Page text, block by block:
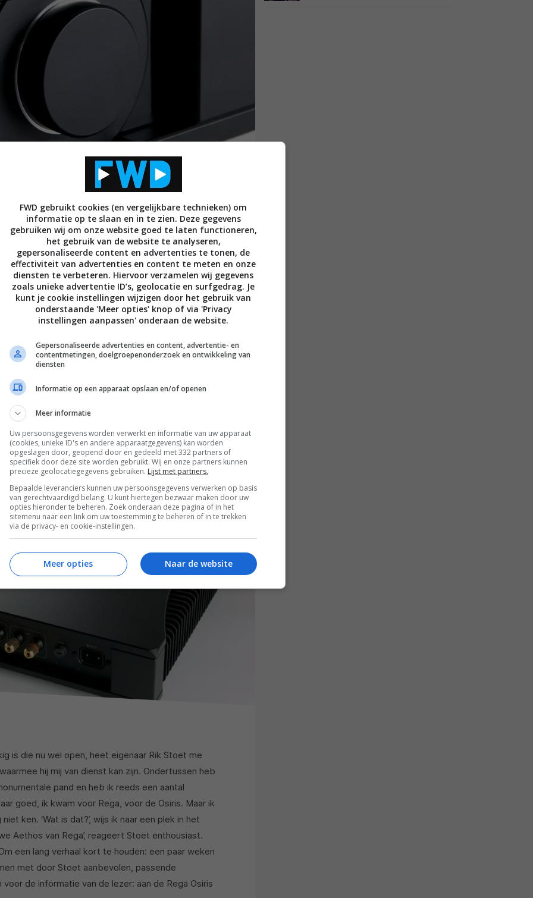
een dagje Delft ‘doen’. Dat kwam omdat mijn zoon
ging uitvoeren bij de Technische universiteit
wilde spelen, met de trein konden de scholieren
ja, de jeugd heeft de toekomst, dus moet je daar
gesteld als vervoerder voor één dag. Zo
van de studentenstad stond, nadat ik mijn
Op mijn ‘to-do-lijst’ stond nog steeds een
was ik al twee keer eerder geweest, maar
dat er bij Audiohuis Delft een Rega Osiris stond,
nou ja in ieder geval onder de creaties van
om die eens rustig te kunnen beluisteren, terwijl
vier uur ’s middags met hun ding (cq.
zaken toch weer anders…
is die nu wel open, heet eigenaar Rik Stoet me
hij mij van dienst kan zijn. Ondertussen heb
pand en heb ik reeds een aantal
goed, ik kwam voor Rega, voor de Osiris. Maar ik
ken. ‘Wat is dat?’, wijs ik naar een plek in het
Aethos van Rega’, reageert Stoet enthousiast.
een lang verhaal kort te houden: een paar weken
met door Stoet aanbevolen, passende
de informatie van de lezer: aan de Rega Osiris
FWD gebruikt cookies (en vergelijkbare technieken) om
informatie op te slaan en in te zien. Deze gegevens
gebruiken wij om onze website goed te laten functioneren,
het gebruik van de website te analyseren,
gepersonaliseerde content en advertenties te tonen, de
effectiviteit van advertenties en content te meten en onze
diensten te verbeteren. Hiervoor verzamelen wij gegevens
zoals unieke advertentie ID’s, geolocatie en surfgedrag. Je
kunt je cookie instellingen wijzigen door het gebruik van
onderstaande 'Meer opties' knop of via 'Privacy
instellingen aanpassen' onderaan de website.
Gepersonaliseerde advertenties en content, advertentie- en
contentmetingen, doelgroepenonderzoek en ontwikkeling van
diensten
Informatie op een apparaat opslaan en/of openen
Meer informatie
Uw persoonsgegevens worden verwerkt en informatie van uw apparaat
(cookies, unieke ID's en andere apparaatgegevens) kan worden
opgeslagen door, geopend door en gedeeld met 332 partners of
specifiek door deze site worden gebruikt. Wij en onze partners kunnen
precieze geolocatiegegevens gebruiken. Lijst met partners.
Bepaalde leveranciers kunnen uw persoonsgegevens verwerken op basis
van gerechtvaardigd belang. U kunt hiertegen bezwaar maken door uw
opties hieronder te beheren. Zoek onderaan deze pagina of in het
sitemenu naar een link om uw toestemming te beheren of in te trekken
via de privacy- en cookie-instellingen.
Naar de website
Meer opties